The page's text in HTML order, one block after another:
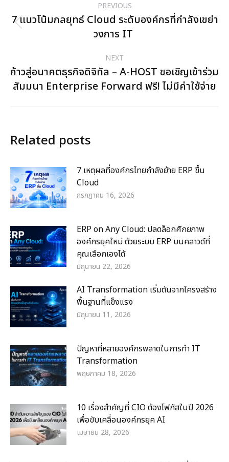
navigation
PREVIOUS
Previous
post:
7 แนวโน้มกลยุทธ์ Cloud ระดับองค์กรที่กำลังเขย่า
วงการ IT
NEXT
post:
ก้าวสู่อนาคตธุรกิจดิจิทัล – A-HOST ขอเชิญเข้าร่วม
สัมมนา Enterprise Forward ฟรี! ไม่มีค่าใช้จ่าย
Related posts
7 เหตุผลที่องค์กรไทยกำลังย้าย ERP ขึ้น
Cloud
กรกฎาคม 16, 2026
ERP on Any Cloud: ปลดล็อกศักยภาพ
องค์กรยุคใหม่ ด้วยระบบ ERP บนคลาวด์ที่
คุณเลือกเองได้
มิถุนายน 22, 2026
AI Transformation เริ่มต้นจากโครงสร้าง
พื้นฐานที่แข็งแรง
มิถุนายน 11, 2026
ปัญหาที่หลายองค์กรพลาดในการทำ IT
Transformation
พฤษภาคม 18, 2026
10 เรื่องสำคัญที่ CIO ต้องโฟกัสในปี 2026
เพื่อขับเคลื่อนองค์กรยุค AI
เมษายน 28, 2026